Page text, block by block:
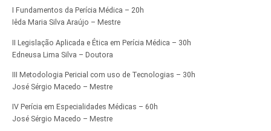
I Fundamentos da Perícia Médica – 20h
Iêda Maria Silva Araújo – Mestre
II Legislação Aplicada e Ética em Perícia Médica – 30h
Edneusa Lima Silva – Doutora
III Metodologia Pericial com uso de Tecnologias – 30h
José Sérgio Macedo – Mestre
IV Perícia em Especialidades Médicas – 60h
José Sérgio Macedo – Mestre